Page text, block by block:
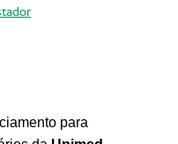
para